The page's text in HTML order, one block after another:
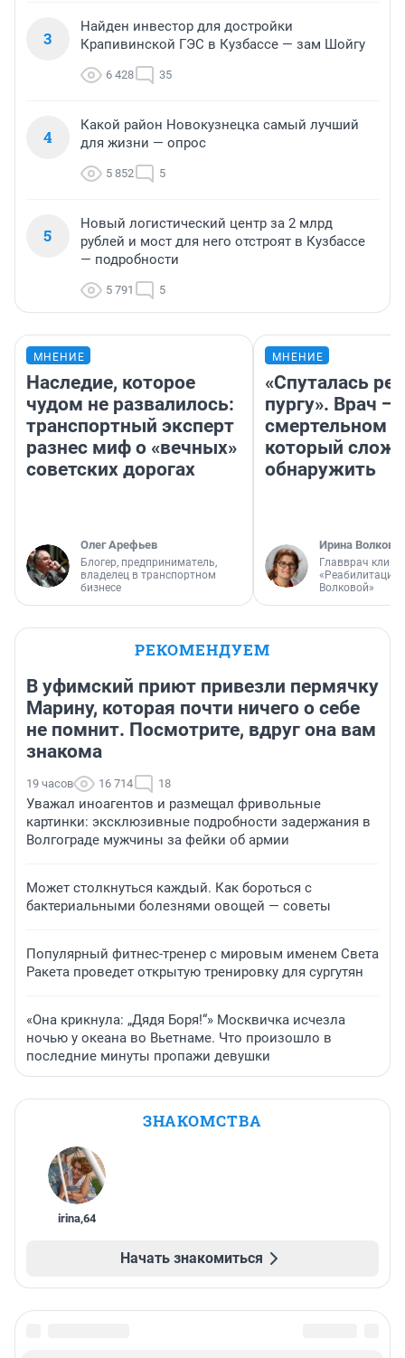
3
Найден инвестор для достройки
Крапивинской ГЭС в Кузбассе — зам Шойгу
6 428 35
4
Какой район Новокузнецка самый лучший
для жизни — опрос
5 852 5
5
Новый логистический центр за 2 млрд
рублей и мост для него отстроят в Кузбассе
— подробности
5 791 5
МНЕНИЕ
Наследие, которое
чудом не развалилось:
транспортный эксперт
разнес миф о «вечных»
советских дорогах
Олег Арефьев
Блогер, предприниматель,
владелец в транспортном
бизнесе
МНЕНИЕ
«Спуталась
пургу». Врач —
смертельном
который
обнаружить
Ирина Волкова
Главврач
«Реабилитация
Волковой»
РЕКОМЕНДУЕМ
В уфимский приют привезли пермячку
Марину, которая почти ничего о себе
не помнит. Посмотрите, вдруг она вам
знакома
19 часов 16 714 18
Уважал иноагентов и размещал фривольные
картинки: эксклюзивные подробности задержания в
Волгограде мужчины за фейки об армии
Может столкнуться каждый. Как бороться с
бактериальными болезнями овощей — советы
Популярный фитнес-тренер с мировым именем Света
Ракета проведет открытую тренировку для сургутян
«Она крикнула: „Дядя Боря!“» Москвичка исчезла
ночью у океана во Вьетнаме. Что произошло в
последние минуты пропажи девушки
ЗНАКОМСТВА
irina,64
Начать знакомиться